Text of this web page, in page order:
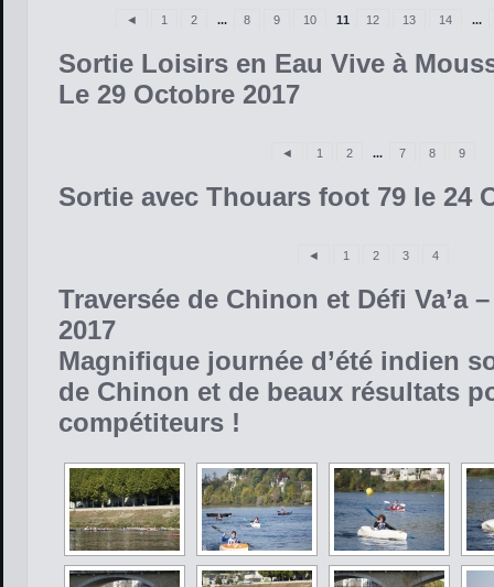
◄ 1 2 ... 8 9 10 11 12 13 14 ...
Sortie Loisirs en Eau Vive à
Le 29 Octobre 2017
◄ 1 2 ... 7 8 9
Sortie avec Thouars foot 79 le 24
◄ 1 2 3 4
Traversée de Chinon et Défi Va’a
2017
Magnifique journée d’été indien
de Chinon et de beaux résultats
compétiteurs !